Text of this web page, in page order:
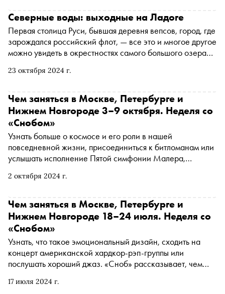
самых сложных объектов для реставрации. Как проходил
ее первый этап — укрепление основы полотна, можно
узнать из документального фильма «Рерих. Искусство
возрождать» . Скоро занавес начнут восстанавливать с
лицевой стороны. «Сноб» поговорил с сотрудником
отдела научной реставрации масляной станковой
высшей категории Александрой Орловской о том,
почему реставрация «Половецкого стана» стала
вызовом, как восстанавливают произведения больших
размеров и какую роль в этом играют технологии и
наука
23 октября 2024 г.
Северные воды: выходные на Ладоге
Первая столица Руси, бывшая деревня вепсов, город, где
зарождался российский флот, — все это и многое другое
можно увидеть в окрестностях самого большого озера
Ладоги и по течению времени
2 октября 2024 г.
Чем заняться в Москве, Петербурге и
Нижнем Новгороде 3–9 октября. Неделя со
«Снобом»
Узнать больше о космосе и его роли в нашей
повседневной жизни, присоединиться к битломанам или
услышать исполнение Пятой симфонии Малера,
рассказывает, чем заняться и куда сходить на
17 июля 2024 г.
Чем заняться в Москве, Петербурге и
Нижнем Новгороде 18–24 июля. Неделя со
«Снобом»
Узнать, что такое эмоциональный дизайн, сходить на
концерт американской хардкор-рэп-группы или
послушать хороший джаз. «Сноб» рассказывает, чем